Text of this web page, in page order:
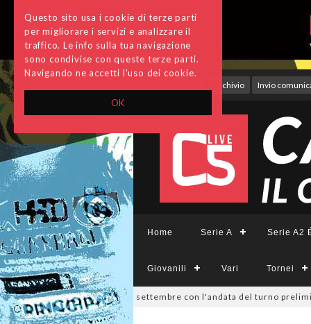
OK
Questo sito usa i cookie di terze parti
per migliorare i servizi e analizzare il
traffico. Le info sulla tua navigazione
sono condivise con queste terze parti.
Navigando ne accetti l'uso dei cookie.
Archivio Invio
Home Serie A Serie A2
Giovanili Vari Tornei
Divisione, si parte il 19 settembre con l'andata del turno preliminare: